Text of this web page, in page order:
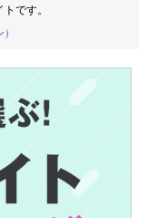
です。